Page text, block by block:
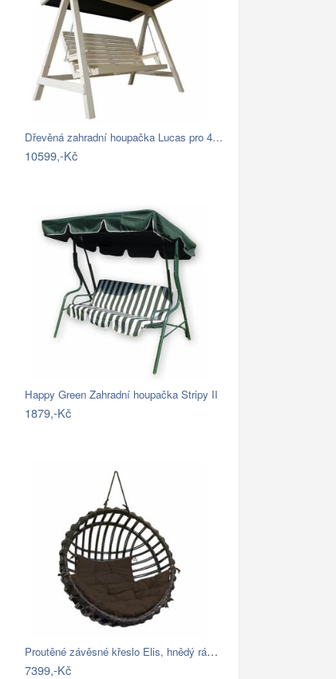
Dřevěná zahradní houpačka Lucas pro 4…
10599,-Kč
Happy Green Zahradní houpačka Stripy II
1879,-Kč
Proutěné závěsné křeslo Elis, hnědý rám…
7399,-Kč